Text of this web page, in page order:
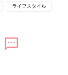
ライフスタイル